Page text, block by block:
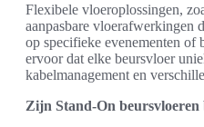
Flexibele vloeroplossingen,
aanpasbare vloerafwerkingen
op specifieke evenementen
ervoor dat elke beursvloer
kabelmanagement en
Zijn Stand-On beursvloeren